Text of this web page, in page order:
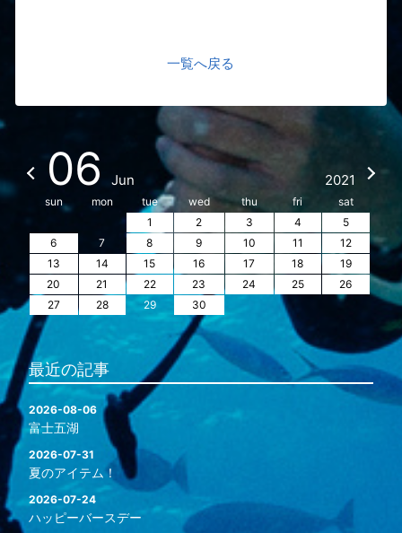
一覧へ戻る
06 Jun 2021
sun mon tue wed thu fri
sat
1
2 3 4
5
6
7 8 9 10 11
12
13
14 15 16 17 18
19
20
21 22 23 24 25
26
27
28 29 30
最近の記事
2026-08-06
富士五湖
2026-07-31
夏のアイテム！
2026-07-24
ハッピーバースデー